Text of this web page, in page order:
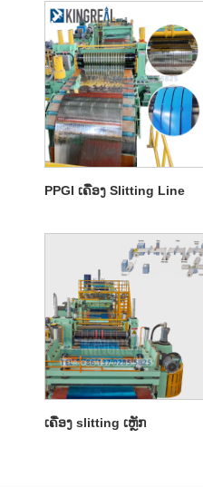
PPGI ເຄື່ອງ Slitting Line
ເຄື່ອງ slitting ເຫຼັກ